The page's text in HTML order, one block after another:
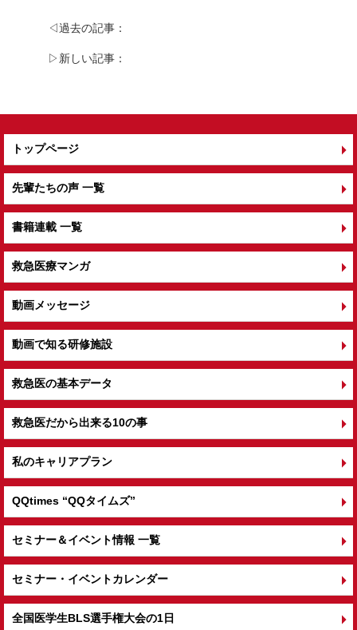
b
o
◁過去の記事：
▷新しい記事：
トップページ
先輩たちの声 一覧
書籍連載 一覧
救急医療マンガ
動画メッセージ
動画で知る研修施設
救急医の基本データ
救急医だから出来る10の事
私のキャリアプラン
QQtimes “QQタイムズ”
セミナー＆イベント情報 一覧
セミナー・イベントカレンダー
全国医学生BLS選手権大会の1日